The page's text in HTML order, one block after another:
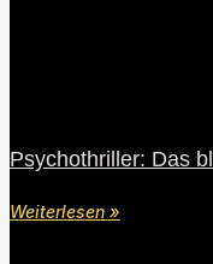
Psychothriller: Das
Weiterlesen »